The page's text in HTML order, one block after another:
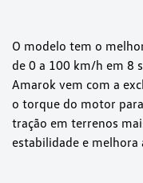
O modelo tem o
de 0 a 100 km/h em 8
Amarok vem com a
o torque do motor
tração em terrenos
estabilidade e